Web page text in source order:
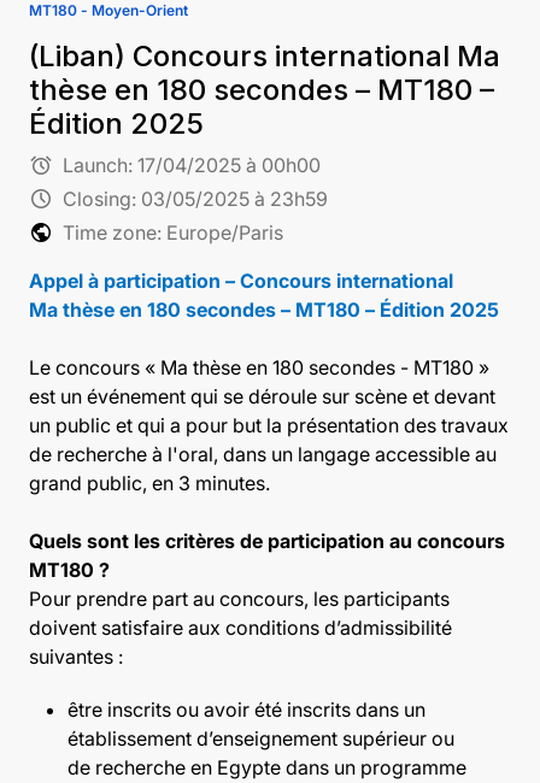
MT180 - Moyen-Orient
(Liban) Concours international Ma
thèse en 180 secondes – MT180 –
Édition 2025
alarm Launch: 17/04/2025 à 00h00
schedule Closing: 03/05/2025 à 23h59
public Time zone: Europe/Paris
Appel à participation – Concours international
Ma thèse en 180 secondes – MT180 – Édition 2025
Le concours « Ma thèse en 180 secondes - MT180 »
est un événement qui se déroule sur scène et devant
un public et qui a pour but la présentation des travaux
de recherche à l'oral, dans un langage accessible au
grand public, en 3 minutes.
Quels sont les critères de participation au concours
MT180 ?
Pour prendre part au concours, les participants
doivent satisfaire aux conditions d’admissibilité
suivantes :
être inscrits ou avoir été inscrits dans un
établissement d’enseignement supérieur ou
de recherche en Egypte dans un programme